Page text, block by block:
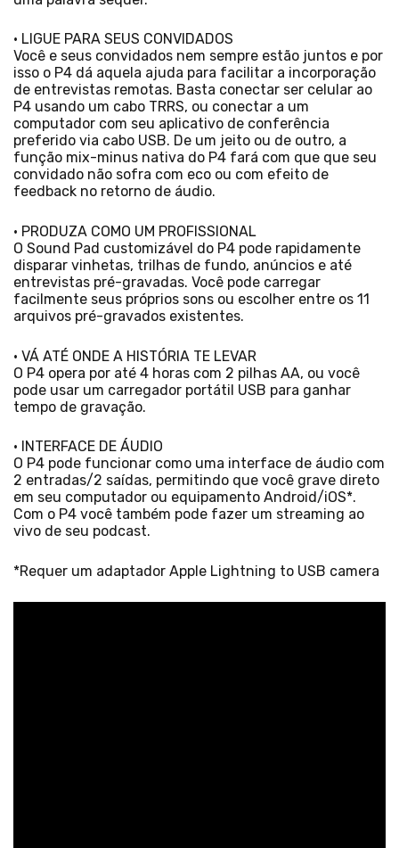
• LIGUE PARA SEUS CONVIDADOS
Você e seus convidados nem sempre estão juntos e por
isso o P4 dá aquela ajuda para facilitar a incorporação
de entrevistas remotas. Basta conectar ser celular ao
P4 usando um cabo TRRS, ou conectar a um
computador com seu aplicativo de conferência
preferido via cabo USB. De um jeito ou de outro, a
função mix-minus nativa do P4 fará com que que seu
convidado não sofra com eco ou com efeito de
feedback no retorno de áudio.
• PRODUZA COMO UM PROFISSIONAL
O Sound Pad customizável do P4 pode rapidamente
disparar vinhetas, trilhas de fundo, anúncios e até
entrevistas pré-gravadas. Você pode carregar
facilmente seus próprios sons ou escolher entre os 11
arquivos pré-gravados existentes.
• VÁ ATÉ ONDE A HISTÓRIA TE LEVAR
O P4 opera por até 4 horas com 2 pilhas AA, ou você
pode usar um carregador portátil USB para ganhar
tempo de gravação.
• INTERFACE DE ÁUDIO
O P4 pode funcionar como uma interface de áudio com
2 entradas/2 saídas, permitindo que você grave direto
em seu computador ou equipamento Android/iOS*.
Com o P4 você também pode fazer um streaming ao
vivo de seu podcast.
*Requer um adaptador Apple Lightning to USB camera